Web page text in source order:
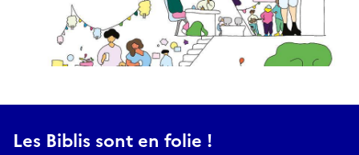
Les Biblis sont en folie !